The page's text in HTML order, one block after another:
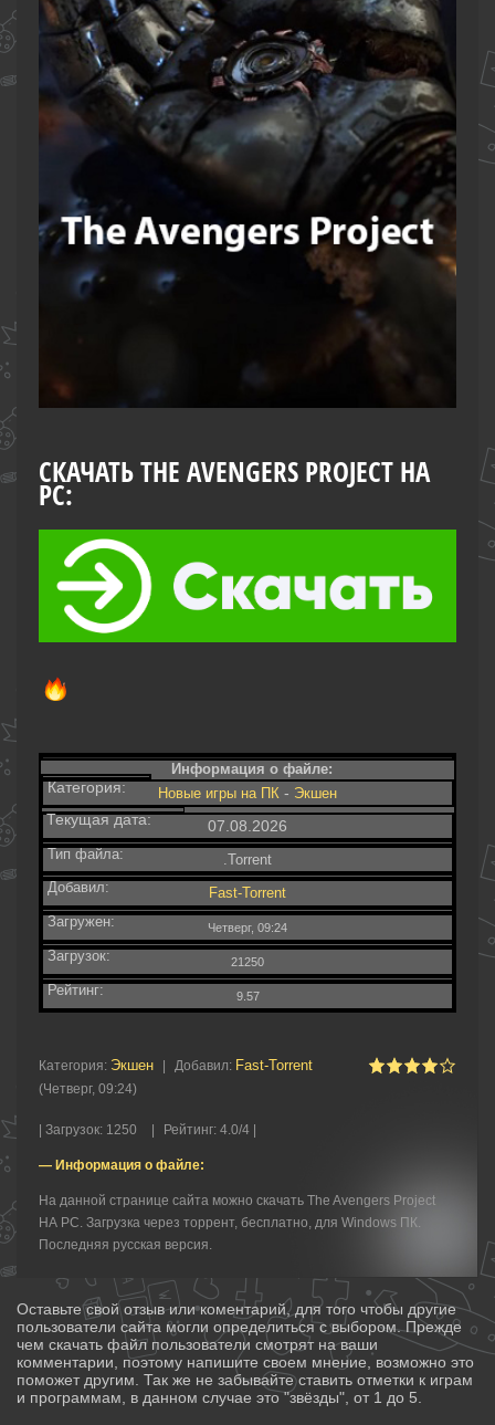
СКАЧАТЬ THE AVENGERS PROJECT НА
PC:
Информация о файле:
Категория: Новые игры на ПК - Экшен
Текущая дата: 07.08.2026
Тип файла:
.Torrent
Добавил:
Fast-Torrent
Загружен:
Четверг, 09:24
Загрузок: 21250
Рейтинг: 9.57
Категория: Экшен Добавил: Fast-Torrent
(Четверг, 09:24)
Загрузок: 1250 Рейтинг: 4.0/4 |
— Информация о файле:
На данной странице сайта можно скачать The Avengers Project
НА PC. Загрузка через торрент, бесплатно, для Windows ПК.
Последняя русская версия.
Оставьте свой отзыв или коментарий, для того чтобы другие
пользователи сайта могли определиться с выбором. Прежде
чем скачать файл пользователи смотрят на ваши
комментарии, поэтому напишите своем мнение, возможно это
поможет другим. Так же не забывайте ставить отметки к играм
и программам, в данном случае это "звёзды", от 1 до 5.